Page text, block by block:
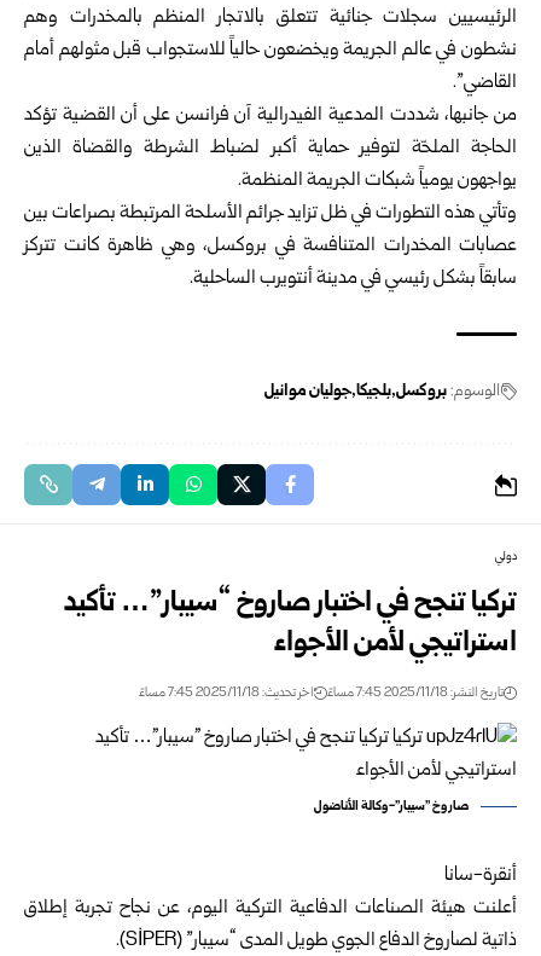
الرئيسيين سجلات جنائية تتعلق بالاتجار المنظم بالمخدرات وهم
نشطون في عالم الجريمة ويخضعون حالياً للاستجواب قبل مثولهم أمام
القاضي”.
من جانبها، شددت المدعية الفيدرالية آن فرانسن على أن القضية تؤكد
الحاجة الملحّة لتوفير حماية أكبر لضباط الشرطة والقضاة الذين
يواجهون يومياً شبكات الجريمة المنظمة.
وتأتي هذه التطورات في ظل تزايد جرائم الأسلحة المرتبطة بصراعات بين
عصابات المخدرات المتنافسة في بروكسل، وهي ظاهرة كانت تتركز
سابقاً بشكل رئيسي في مدينة أنتويرب الساحلية.
الوسوم:بروكسل بلجيكا جوليان موانيل
دولي
تركيا تنجح في اختبار صاروخ “سيبار”… تأكيد
استراتيجي لأمن الأجواء
تاريخ النشر: 2025/11/18 7:45 مساءً اخر تحديث: 2025/11/18 7:45 مساءً
صاروخ "سيبار"-وكالة الأناضول
أنقرة-سانا
أعلنت هيئة الصناعات الدفاعية التركية اليوم، عن نجاح تجربة إطلاق
ذاتية لصاروخ الدفاع الجوي طويل المدى “سيبار” (SİPER).